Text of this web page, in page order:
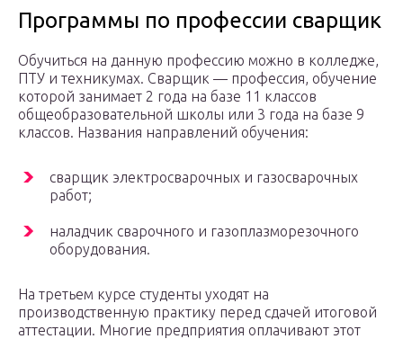
Программы по профессии сварщик
Обучиться на данную профессию можно в колледже,
ПТУ и техникумах. Сварщик — профессия, обучение
которой занимает 2 года на базе 11 классов
общеобразовательной школы или 3 года на базе 9
классов. Названия направлений обучения:
сварщик электросварочных и газосварочных
работ;
наладчик сварочного и газоплазморезочного
оборудования.
На третьем курсе студенты уходят на
производственную практику перед сдачей итоговой
аттестации. Многие предприятия оплачивают этот